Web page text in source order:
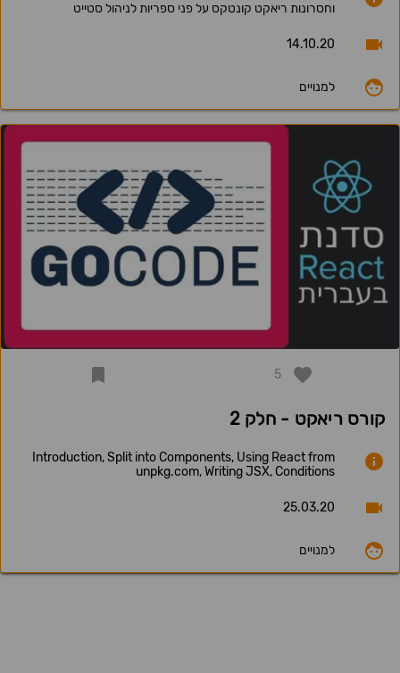
וחסרונות ריאקט קונטקס על פני ספריות לניהול סטייט
14.10.20
למנויים
5
קורס ריאקט - חלק 2
Introduction, Split into Components, Using React from
unpkg.com, Writing JSX, Conditions
25.03.20
למנויים